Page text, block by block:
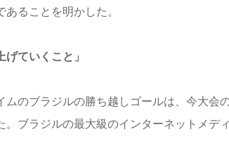
ることを明かした。
ていくこと」
のブラジルの勝ち越しゴールは、今大会
ブラジルの最大級のインターネットメデ